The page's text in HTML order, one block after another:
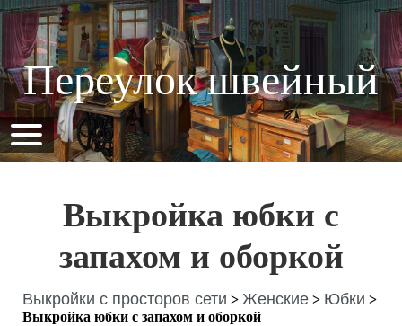
Переулок швейный
Выкройка юбки с
запахом и оборкой
Выкройки с просторов сети > Женские > Юбки >
Выкройка юбки с запахом и оборкой